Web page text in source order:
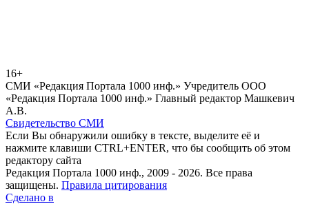
16+
СМИ «Редакция Портала 1000 инф.» Учредитель ООО
«Редакция Портала 1000 инф.» Главный редактор Машкевич
А.В.
Свидетельство СМИ
Если Вы обнаружили ошибку в тексте, выделите её и
нажмите клавиши CTRL+ENTER, что бы сообщить об этом
редактору сайта
Редакция Портала 1000 инф., 2009 - 2026. Все права
защищены. Правила цитирования
Сделано в